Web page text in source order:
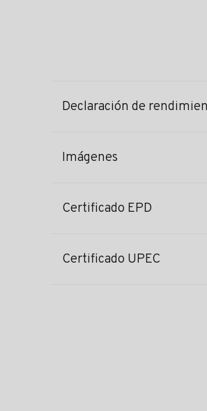
Declaración de
Imágenes
Certificado EPD
Certificado UPEC